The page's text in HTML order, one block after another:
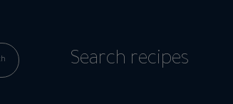
Search recipes